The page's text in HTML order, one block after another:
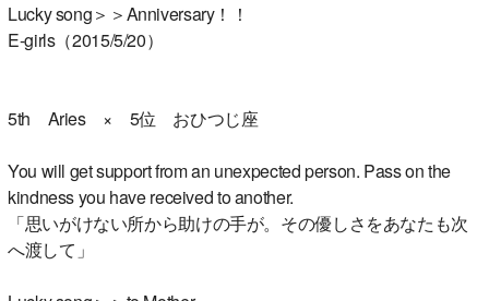
Lucky song＞＞Anniversary！！
E-girls（2015/5/20）
5th Aries × 5位 おひつじ座
You will get support from an unexpected person. Pass on the
kindness you have received to another.
「思いがけない所から助けの手が。その優しさをあなたも次
へ渡して」